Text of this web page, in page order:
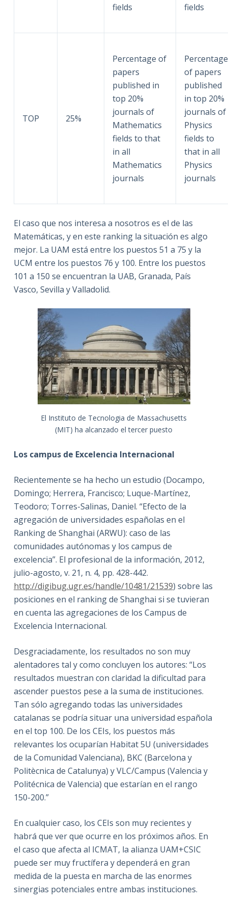
fields
fields
TOP 25%
Percentage of
papers
published in
top 20%
journals of
Mathematics
fields to that
in all
Mathematics
journals
Percentage
of papers
published
in top 20%
journals of
Physics
fields to
that in all
Physics
journals
El caso que nos interesa a nosotros es el de las
Matemáticas, y en este ranking la situación es algo
mejor. La UAM está entre los puestos 51 a 75 y la
UCM entre los puestos 76 y 100. Entre los puestos
101 a 150 se encuentran la UAB, Granada, País
Vasco, Sevilla y Valladolid.
El Instituto de Tecnologia de Massachusetts
(MIT) ha alcanzado el tercer puesto
Los campus de Excelencia Internacional
Recientemente se ha hecho un estudio (Docampo,
Domingo; Herrera, Francisco; Luque-Martínez,
Teodoro; Torres-Salinas, Daniel. “Efecto de la
agregación de universidades españolas en el
Ranking de Shanghai (ARWU): caso de las
comunidades autónomas y los campus de
excelencia”. El profesional de la información, 2012,
julio-agosto, v. 21, n. 4, pp. 428-442.
http://digibug.ugr.es/handle/10481/21539) sobre las
posiciones en el ranking de Shanghai si se tuvieran
en cuenta las agregaciones de los Campus de
Excelencia Internacional.
Desgraciadamente, los resultados no son muy
alentadores tal y como concluyen los autores: “Los
resultados muestran con claridad la dificultad para
ascender puestos pese a la suma de instituciones.
Tan sólo agregando todas las universidades
catalanas se podría situar una universidad española
en el top 100. De los CEIs, los puestos más
relevantes los ocuparían Habitat 5U (universidades
de la Comunidad Valenciana), BKC (Barcelona y
Politècnica de Catalunya) y VLC/Campus (Valencia y
Politécnica de Valencia) que estarían en el rango
150-200.”
En cualquier caso, los CEIs son muy recientes y
habrá que ver que ocurre en los próximos años. En
el caso que afecta al ICMAT, la alianza UAM+CSIC
puede ser muy fructífera y dependerá en gran
medida de la puesta en marcha de las enormes
sinergias potenciales entre ambas instituciones.